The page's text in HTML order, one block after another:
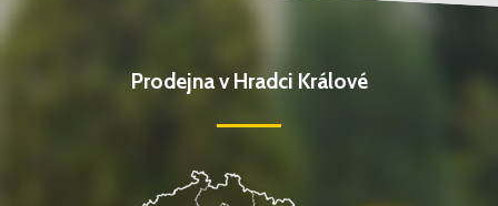
Prodejna v Hradci Králové